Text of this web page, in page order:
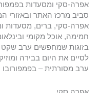
אפרה-סקי ומסעדות
סביב מרכז האתר ובאזורי
אפרה-סקי, ברים, מסעדות
חמימה, אוכל מקומי
בזוגות שמחפשים ערב שקט
לסיים את היום בבירה
ערב מסורתית – בפמפורובו